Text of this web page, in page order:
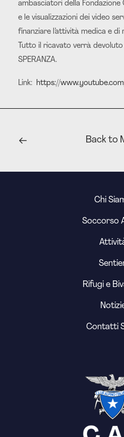
ambasciatori della Fondazione
e le visualizzazioni dei video
finanziare l’attività medica e di
Tutto il ricavato verrà devoluto
SPERANZA.
Link: https://
Back to
Chi
Soccorso
Rifugi e
Contatti